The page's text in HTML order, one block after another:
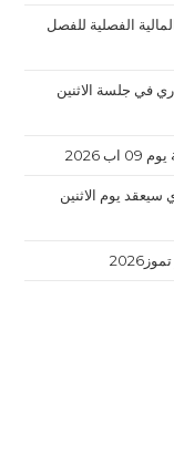
الفصلية للفصل
في جلسة الاثنين
2026
سيعقد يوم الاثنين